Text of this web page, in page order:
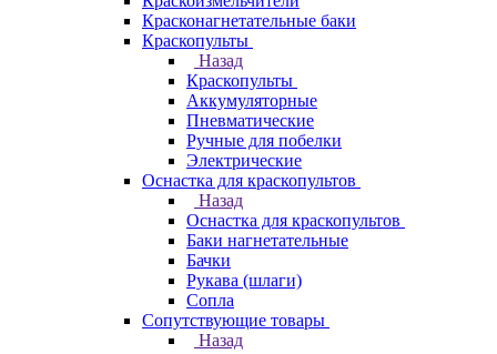
Красконагнетательные баки
Краскопульты
Назад
Краскопульты
Аккумуляторные
Пневматические
Ручные для побелки
Электрические
Оснастка для краскопультов
Назад
Оснастка для краскопультов
Баки нагнетательные
Бачки
Рукава (шлаги)
Сопла
Сопутствующие товары
Назад